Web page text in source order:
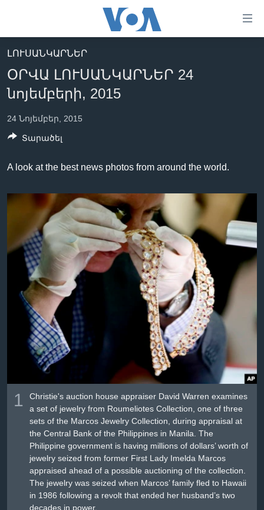
հիմնական
բովանդակությանը
անցնել
հիմնական
բովանդակությանը
բովանդակություն
ԼՈՒՐԵՐ
ՍՓՅՈՒՌՔ
ՏԵՍԱՆՅՈՒԹԵՐ
ՖԻԼՄԵՐ
ՄԵՐ ՄԱՍԻՆ
«ԱՄԵՐԻԿԱՅԻ ՁԱՅՆ»-Ի ԿԱՆՈՆԱԴՐՈՒԹՅՈՒՆ
ԿԱՊ ՄԵԶ ՀԵՏ
Learning English
ՀԵՏԵՒԵՔ ՄԵԶ
Լեզուներ
ԼՈՒՍԱՆԿԱՐՆԵՐ
ՕՐՎԱ ԼՈՒՍԱՆԿԱՐՆԵՐ 24
նոյեմբերի, 2015
24 Նոյեմբեր, 2015
A look at the best news photos from around the world.
1
Christie's auction house appraiser David Warren examines
a set of jewelry from Roumeliotes Collection, one of three
sets of the Marcos Jewelry Collection, during appraisal at
the Central Bank of the Philippines in Manila. The
Philippine government is having millions of dollars’ worth of
jewelry seized from former First Lady Imelda Marcos
appraised ahead of a possible auctioning of the collection.
The jewelry was seized when Marcos’ family fled to Hawaii
in 1986 following a revolt that ended her husband’s two
decades in power.
Տարածել